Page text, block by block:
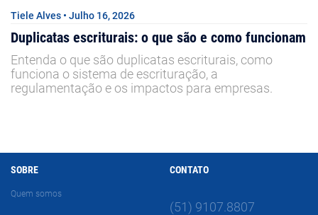
Tiele Alves • Julho 16, 2026
Duplicatas escriturais: o que são e como funcionam
Entenda o que são duplicatas escriturais, como
funciona o sistema de escrituração, a
regulamentação e os impactos para empresas.
SOBRE
Quem somos
CONTATO
(51) 9107.8807